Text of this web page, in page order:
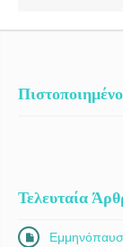
Τελευταία